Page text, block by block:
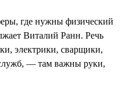
где нужны физический
Виталий Ранн. Речь
электрики, сварщики,
— там важны руки,